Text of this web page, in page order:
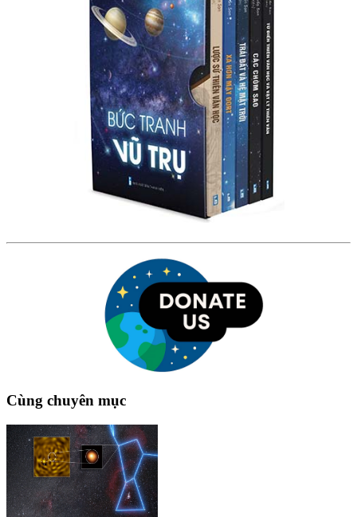
Cùng chuyên mục